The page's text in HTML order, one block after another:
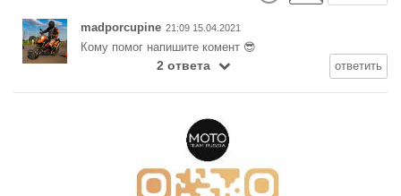
madporcupine 21:09 15.04.2021
Кому помог напишите комент 😎
2 ответа
ответить